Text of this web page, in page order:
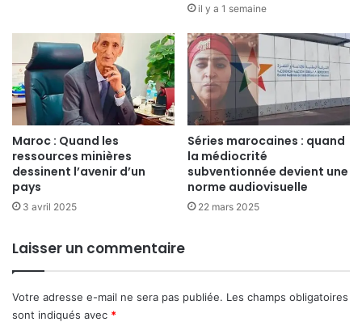
il y a 1 semaine
Maroc : Quand les
ressources minières
dessinent l’avenir d’un
pays
3 avril 2025
Séries marocaines : quand
la médiocrité
subventionnée devient une
norme audiovisuelle
22 mars 2025
Laisser un commentaire
Votre adresse e-mail ne sera pas publiée. Les champs obligatoires
sont indiqués avec *